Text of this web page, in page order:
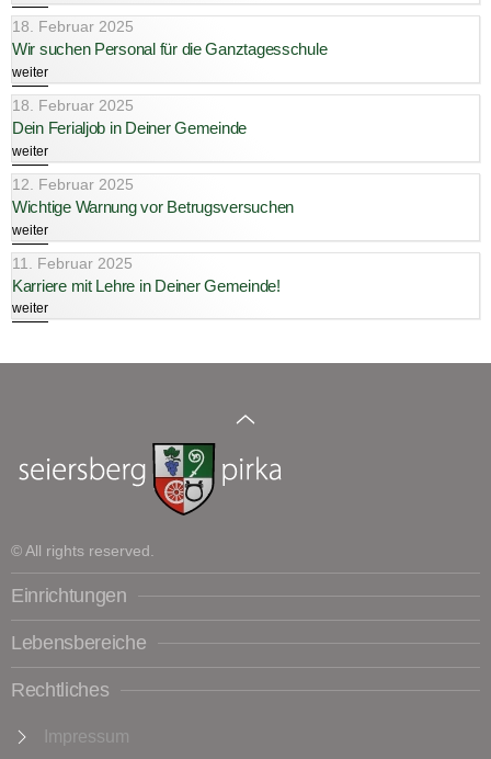
18. Februar 2025
Wir suchen Personal für die Ganztagesschule
weiter
18. Februar 2025
Dein Ferialjob in Deiner Gemeinde
weiter
12. Februar 2025
Wichtige Warnung vor Betrugsversuchen
weiter
11. Februar 2025
Karriere mit Lehre in Deiner Gemeinde!
weiter
© All rights reserved.
Einrichtungen
Lebensbereiche
Rechtliches
Impressum